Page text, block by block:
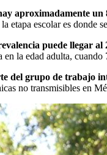
aproximadamente
etapa escolar es donde
puede llegar al
la edad adulta,
del grupo de trabajo
no transmisibles en